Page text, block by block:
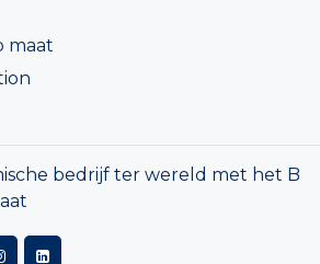
maat
bedrijf ter wereld met het B